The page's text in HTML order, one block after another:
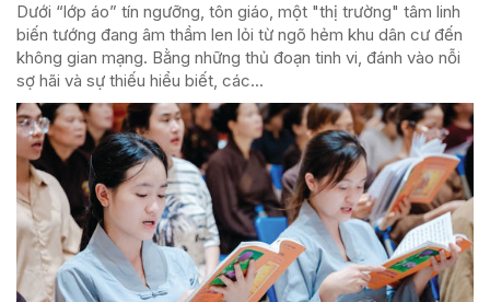
Dưới “lớp áo” tín ngưỡng, tôn giáo, một "thị trường" tâm linh
biến tướng đang âm thầm len lỏi từ ngõ hẻm khu dân cư đến
không gian mạng. Bằng những thủ đoạn tinh vi, đánh vào nỗi
sợ hãi và sự thiếu hiểu biết, các...